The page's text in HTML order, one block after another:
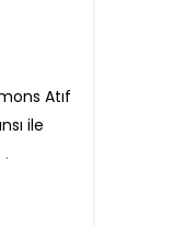
Atıf
ile
.